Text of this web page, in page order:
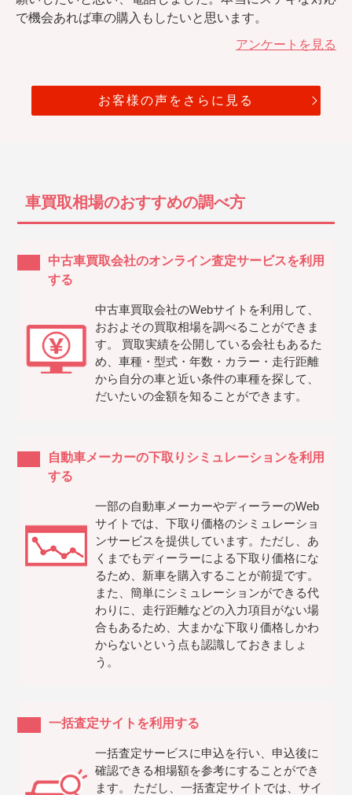
で機会あれば車の購入もしたいと思います。
アンケートを見る
お客様の声をさらに見る
車買取相場のおすすめの調べ方
中古車買取会社のオンライン査定サービスを利用
する
中古車買取会社のWebサイトを利用して、
おおよその買取相場を調べることができま
す。 買取実績を公開している会社もあるた
め、車種・型式・年数・カラー・走行距離
から自分の車と近い条件の車種を探して、
だいたいの金額を知ることができます。
自動車メーカーの下取りシミュレーションを利用
する
一部の自動車メーカーやディーラーのWeb
サイトでは、下取り価格のシミュレーショ
ンサービスを提供しています。ただし、あ
くまでもディーラーによる下取り価格にな
るため、新車を購入することが前提です。
また、簡単にシミュレーションができる代
わりに、走行距離などの入力項目がない場
合もあるため、大まかな下取り価格しかわ
からないという点も認識しておきましょ
う。
一括査定サイトを利用する
一括査定サービスに申込を行い、申込後に
確認できる相場額を参考にすることができ
ます。 ただし、一括査定サイトでは、サイ